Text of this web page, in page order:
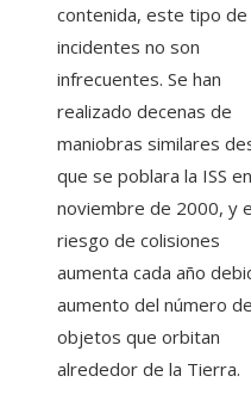
contenida, este tipo de
incidentes no son
infrecuentes. Se han
realizado decenas de
maniobras similares
que se poblara la ISS en
noviembre de 2000, y
riesgo de colisiones
aumenta cada año
aumento del número de
objetos que orbitan
alrededor de la Tierra.